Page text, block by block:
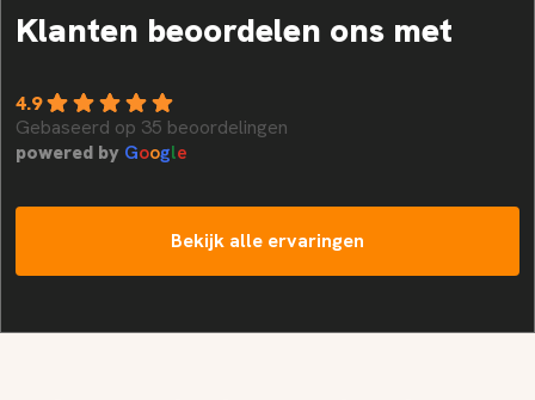
Klanten beoordelen ons met
4.9
Gebaseerd op 35 beoordelingen
powered by Google
Bekijk alle ervaringen